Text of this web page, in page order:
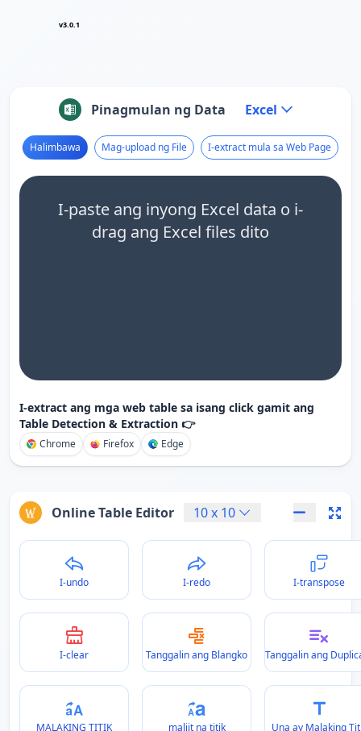
v3.0.1
Pinagmulan ng Data Excel
Halimbawa Mag-upload ng File I-extract mula sa Web Page
I-paste ang inyong Excel data o i-
drag ang Excel files dito
I-extract ang mga web table sa isang click gamit ang
Table Detection & Extraction 👉
Chrome Firefox Edge
Online Table Editor 10x 10
I-undo I-redo I-transpose
I-clear Tanggalin ang Blangko Tanggalin ang
MALAKING TITIK maliit na titik Una ay Malaking